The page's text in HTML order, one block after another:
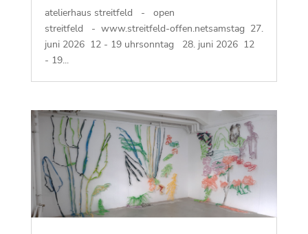
atelierhaus streitfeld - open
streitfeld - www.streitfeld-offen.netsamstag 27.
juni 2026 12 - 19 uhrsonntag 28. juni 2026 12
- 19...